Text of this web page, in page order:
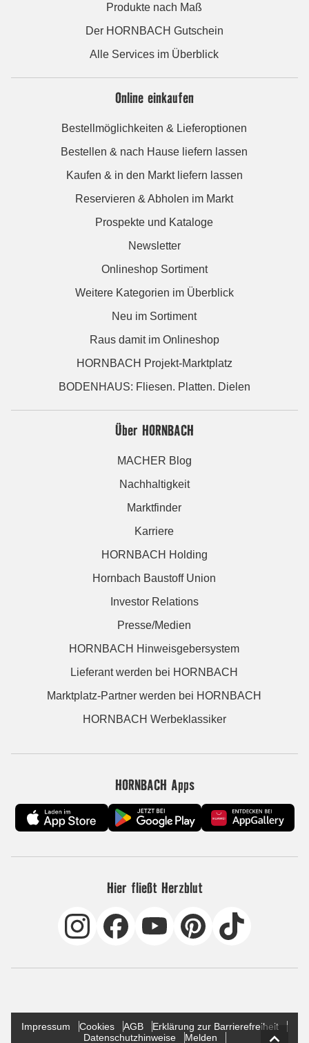
Produkte nach Maß
Der HORNBACH Gutschein
Alle Services im Überblick
Online einkaufen
Bestellmöglichkeiten & Lieferoptionen
Bestellen & nach Hause liefern lassen
Kaufen & in den Markt liefern lassen
Reservieren & Abholen im Markt
Prospekte und Kataloge
Newsletter
Onlineshop Sortiment
Weitere Kategorien im Überblick
Neu im Sortiment
Raus damit im Onlineshop
HORNBACH Projekt-Marktplatz
BODENHAUS: Fliesen. Platten. Dielen
Über HORNBACH
MACHER Blog
Nachhaltigkeit
Marktfinder
Karriere
HORNBACH Holding
Hornbach Baustoff Union
Investor Relations
Presse/Medien
HORNBACH Hinweisgebersystem
Lieferant werden bei HORNBACH
Marktplatz-Partner werden bei HORNBACH
HORNBACH Werbeklassiker
HORNBACH Apps
Hier fließt Herzblut
Impressum Cookies AGB
Erklärung zur Barrierefreiheit
Datenschutzhinweise
Melden